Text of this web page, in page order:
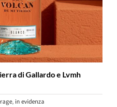
di Gallardo e Lvmh
, in evidenza